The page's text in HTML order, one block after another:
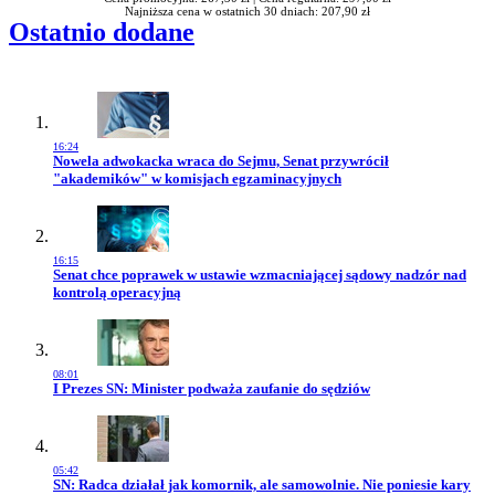
Najniższa cena w ostatnich 30 dniach: 207,90 zł
Ostatnio dodane
16:24
Przejdź do artykułu:
Nowela adwokacka wraca do Sejmu, Senat przywrócił
"akademików" w komisjach egzaminacyjnych
16:15
Przejdź do artykułu:
Senat chce poprawek w ustawie wzmacniającej sądowy nadzór nad
kontrolą operacyjną
08:01
Przejdź do artykułu:
I Prezes SN: Minister podważa zaufanie do sędziów
05:42
Przejdź do artykułu:
SN: Radca działał jak komornik, ale samowolnie. Nie poniesie kary